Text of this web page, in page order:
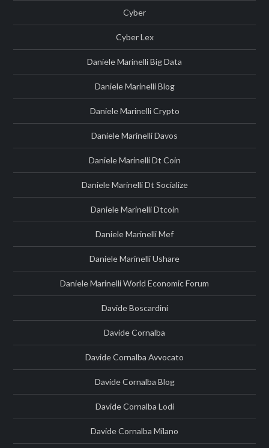
Cyber
Cyber Lex
Daniele Marinelli Big Data
Daniele Marinelli Blog
Daniele Marinelli Crypto
Daniele Marinelli Davos
Daniele Marinelli Dt Coin
Daniele Marinelli Dt Socialize
Daniele Marinelli Dtcoin
Daniele Marinelli Mef
Daniele Marinelli Ushare
Daniele Marinelli World Economic Forum
Davide Boscardini
Davide Cornalba
Davide Cornalba Avvocato
Davide Cornalba Blog
Davide Cornalba Lodi
Davide Cornalba Milano